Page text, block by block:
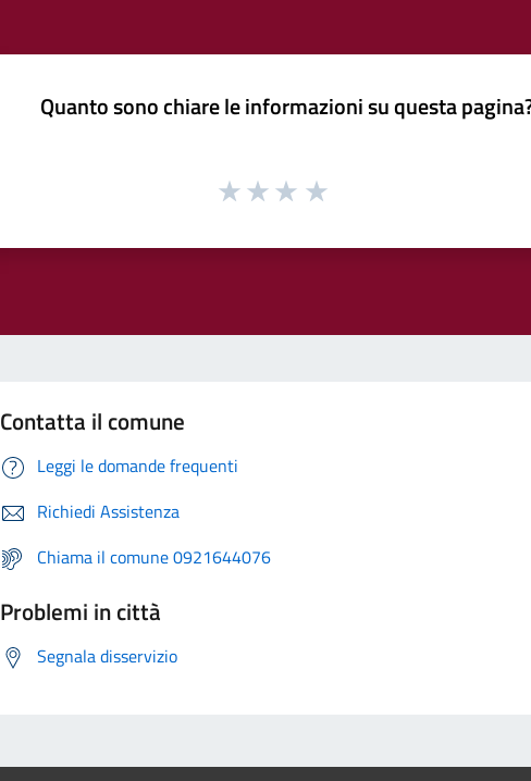
Quanto sono chiare le informazioni su questa
Contatta il comune
Leggi le domande frequenti
Richiedi Assistenza
Chiama il comune 0921644076
Problemi in città
Segnala disservizio